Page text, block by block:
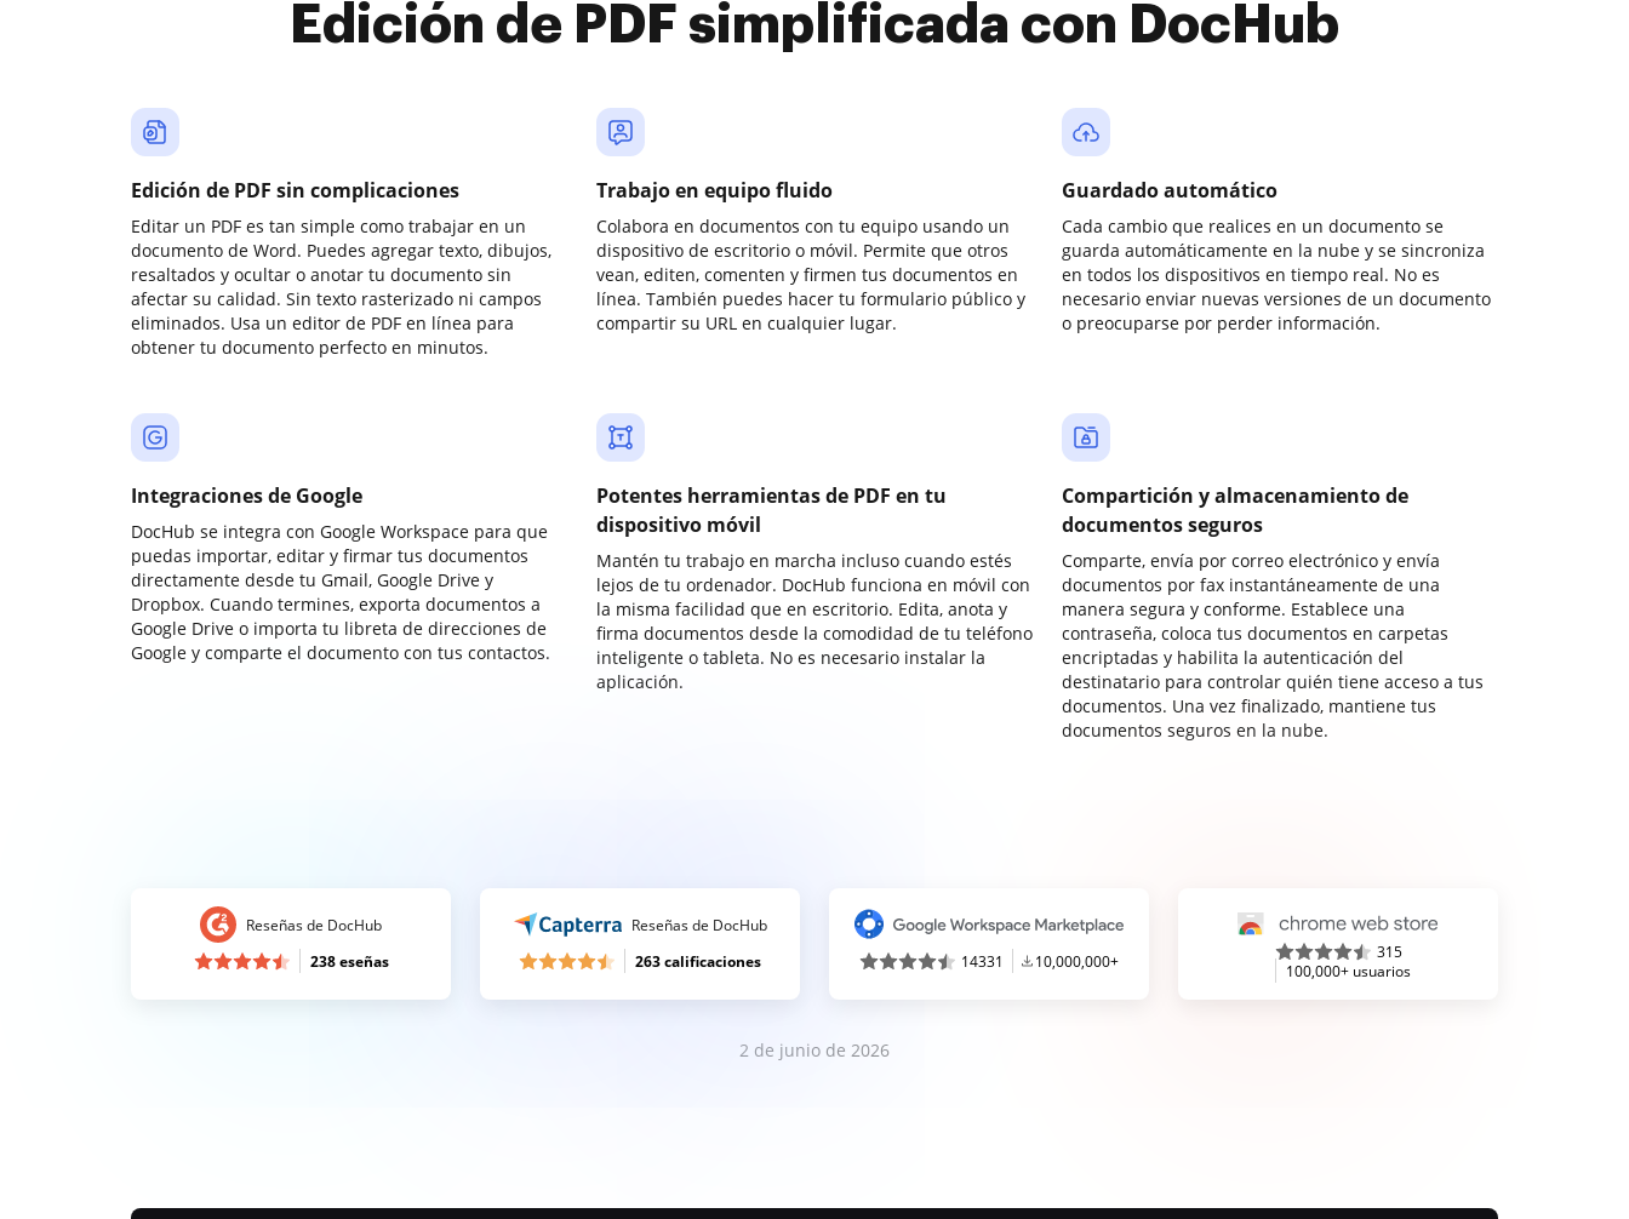
Edición de PDF simplificada con DocHub
Edición de PDF sin complicaciones
Editar un PDF es tan simple como trabajar en un
documento de Word. Puedes agregar texto, dibujos,
resaltados y ocultar o anotar tu documento sin
afectar su calidad. Sin texto rasterizado ni campos
eliminados. Usa un editor de PDF en línea para
obtener tu documento perfecto en minutos.
Trabajo en equipo fluido
Colabora en documentos con tu equipo usando un
dispositivo de escritorio o móvil. Permite que otros
vean, editen, comenten y firmen tus documentos en
línea. También puedes hacer tu formulario público y
compartir su URL en cualquier lugar.
Guardado automático
Cada cambio que realices en un documento se
guarda automáticamente en la nube y se sincroniza
en todos los dispositivos en tiempo real. No es
necesario enviar nuevas versiones de un documento
o preocuparse por perder información.
Integraciones de Google
DocHub se integra con Google Workspace para que
puedas importar, editar y firmar tus documentos
directamente desde tu Gmail, Google Drive y
Dropbox. Cuando termines, exporta documentos a
Google Drive o importa tu libreta de direcciones de
Google y comparte el documento con tus contactos.
Potentes herramientas de PDF en tu
dispositivo móvil
Mantén tu trabajo en marcha incluso cuando estés
lejos de tu ordenador. DocHub funciona en móvil con
la misma facilidad que en escritorio. Edita, anota y
firma documentos desde la comodidad de tu teléfono
inteligente o tableta. No es necesario instalar la
aplicación.
Compartición y almacenamiento de
documentos seguros
Comparte, envía por correo electrónico y envía
documentos por fax instantáneamente de una
manera segura y conforme. Establece una
contraseña, coloca tus documentos en carpetas
encriptadas y habilita la autenticación del
destinatario para controlar quién tiene acceso a tus
documentos. Una vez finalizado, mantiene tus
documentos seguros en la nube.
Reseñas de DocHub
238 eseñas
Reseñas de DocHub
263 calificaciones
14331 10,000,000+
315
100,000+ usuarios
2 de junio de 2026